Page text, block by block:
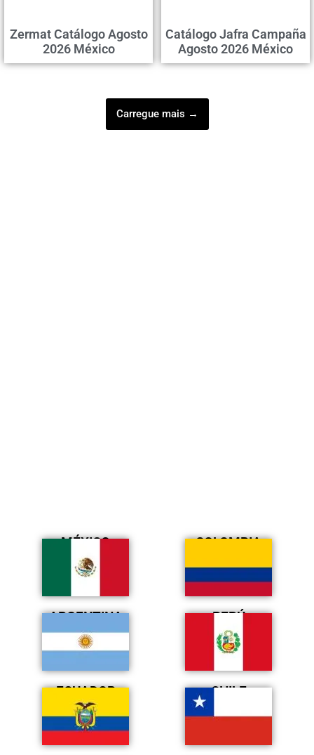
Zermat Catálogo Agosto
2026 México
Catálogo Jafra Campaña
Agosto 2026 México
Carregue mais →
MÉXICO COLOMBIA
ARGENTINA PERÚ
ECUADOR CHILE